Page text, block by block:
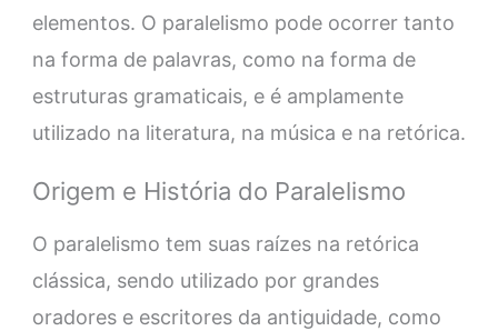
elementos. O paralelismo pode ocorrer tanto
na forma de palavras, como na forma de
estruturas gramaticais, e é amplamente
utilizado na literatura, na música e na retórica.
Origem e História do Paralelismo
O paralelismo tem suas raízes na retórica
clássica, sendo utilizado por grandes
oradores e escritores da antiguidade, como